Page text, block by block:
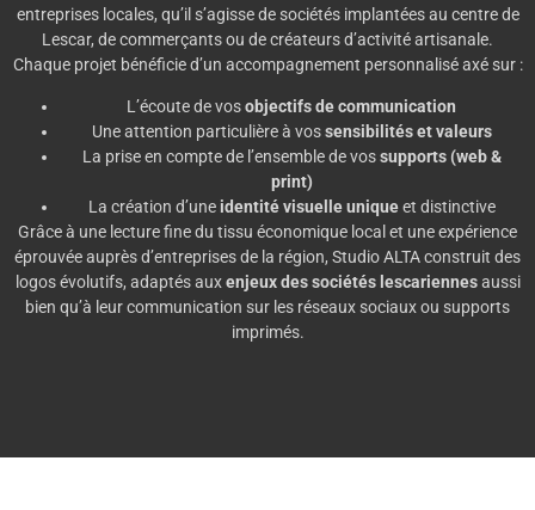
entreprises locales, qu’il s’agisse de sociétés implantées au centre de
Lescar, de commerçants ou de créateurs d’activité artisanale.
Chaque projet bénéficie d’un accompagnement personnalisé axé sur :
L’écoute de vosobjectifs de communication
Une attention particulière à vossensibilités et valeurs
La prise en compte de l’ensemble de vossupports (web &
print)
La création d’une identité visuelle uniqueet distinctive
Grâce à une lecture fine du tissu économique local et une expérience
éprouvée auprès d’entreprises de la région, Studio ALTA construit des
logos évolutifs, adaptés auxenjeux des sociétés lescariennesaussi
bien qu’à leur communication sur les réseaux sociaux ou supports
imprimés.